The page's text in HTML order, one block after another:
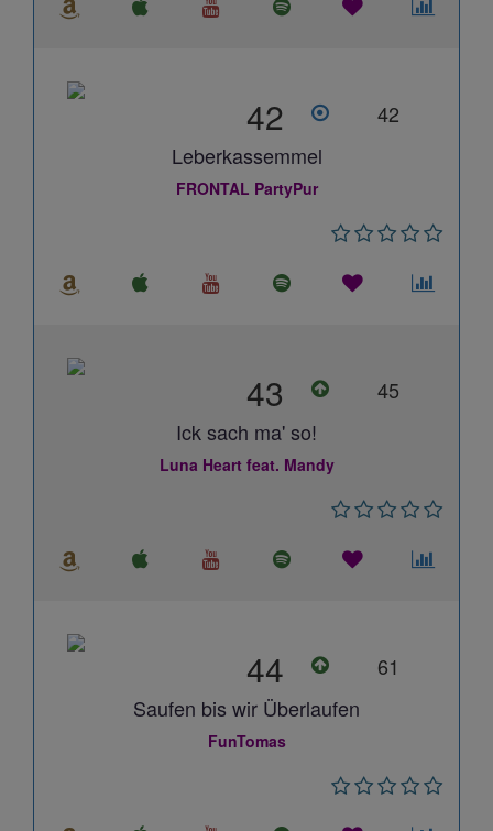
42
42
Leberkassemmel
FRONTAL PartyPur
43
45
Ick sach ma' so!
Luna Heart feat. Mandy
44
61
Saufen bis wir Überlaufen
FunTomas